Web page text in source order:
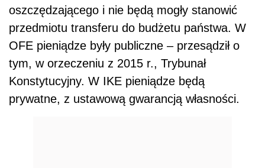
oszczędzającego i nie będą mogły stanowić
przedmiotu transferu do budżetu państwa. W
OFE pieniądze były publiczne – przesądził o
tym, w orzeczeniu z 2015 r., Trybunał
Konstytucyjny. W IKE pieniądze będą
prywatne, z ustawową gwarancją własności.